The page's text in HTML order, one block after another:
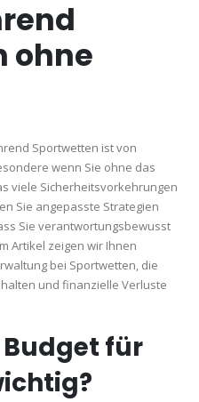
ohne
Sportwetten ist von
wenn Sie ohne das
viele Sicherheitsvorkehrungen
Sie angepasste Strategien
Sie verantwortungsbewusst
Artikel zeigen wir Ihnen
bei Sportwetten, die
und finanzielle Verluste
für